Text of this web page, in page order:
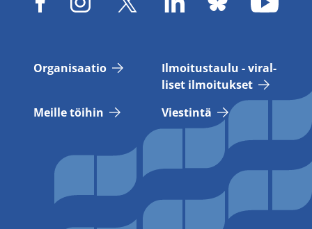
Or­ga­ni­saa­tio
Il­moi­tus­tau­lu - vi­ral­
li­set il­moi­tuk­set
Meil­le töi­hin
Vies­tin­tä